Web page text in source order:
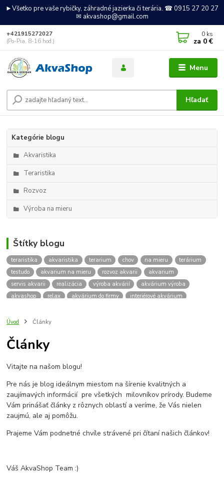
►Všetko pre vaše rybičky, záhradné jazierka či terária. ☎ 0915 27 20 27
✉ akvashop@gmail.com
Menu
Hľadať
+421915272027
(Po-Pia, 8-16 hod.)
0 ks
za 0 €
Kategórie blogu
Akvaristika
Teraristika
Rozvoz
Výroba na mieru
Štítky blogu
teraristika akvaristika terarium chov na mieru
terárium
testudo
akvarium na mieru rozvoz akvarii
akvarium
servis akvarii
realizácia výroba akvárií
akvárium výroba
akvashop
relax akvárium do firmy
interiérové akvárium
insektárium
skrinka
podstavec
Testudo horsfieldii
Korytnačka stepná
zriaďovanie terária
terárium pre suchozemskú korytnačku
želva
korytnačky
Bratislava
vyroba akvarii akvarium dovoz
rozvoz akvarií
záruka na akvárium
Úvod Články
Články
Vitajte na našom blogu!
Pre nás je blog ideálnym miestom na šírenie kvalitných a
zaujímavých informácií pre všetkých milovníkov prírody. Budeme
Vám prinášať články z rôznych oblastí a veríme, že Vás nielen
zaujmú, ale aj pomôžu.
Prajeme Vám podnetné chvíle strávené pri čítaní našich článkov!
Váš AkvaShop Team :)